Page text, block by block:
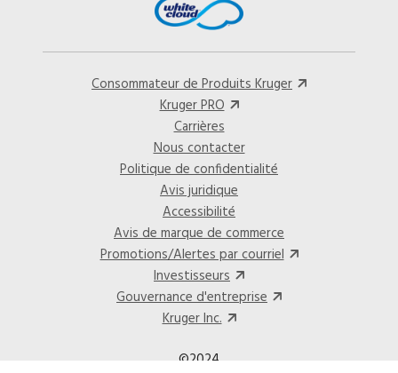
Consommateur de Produits Kruger
Kruger PRO
Carrières
Nous contacter
Politique de confidentialité
Avis juridique
Accessibilité
Avis de marque de commerce
Promotions/Alertes par courriel
Investisseurs
Gouvernance d'entreprise
Kruger Inc.
©2024